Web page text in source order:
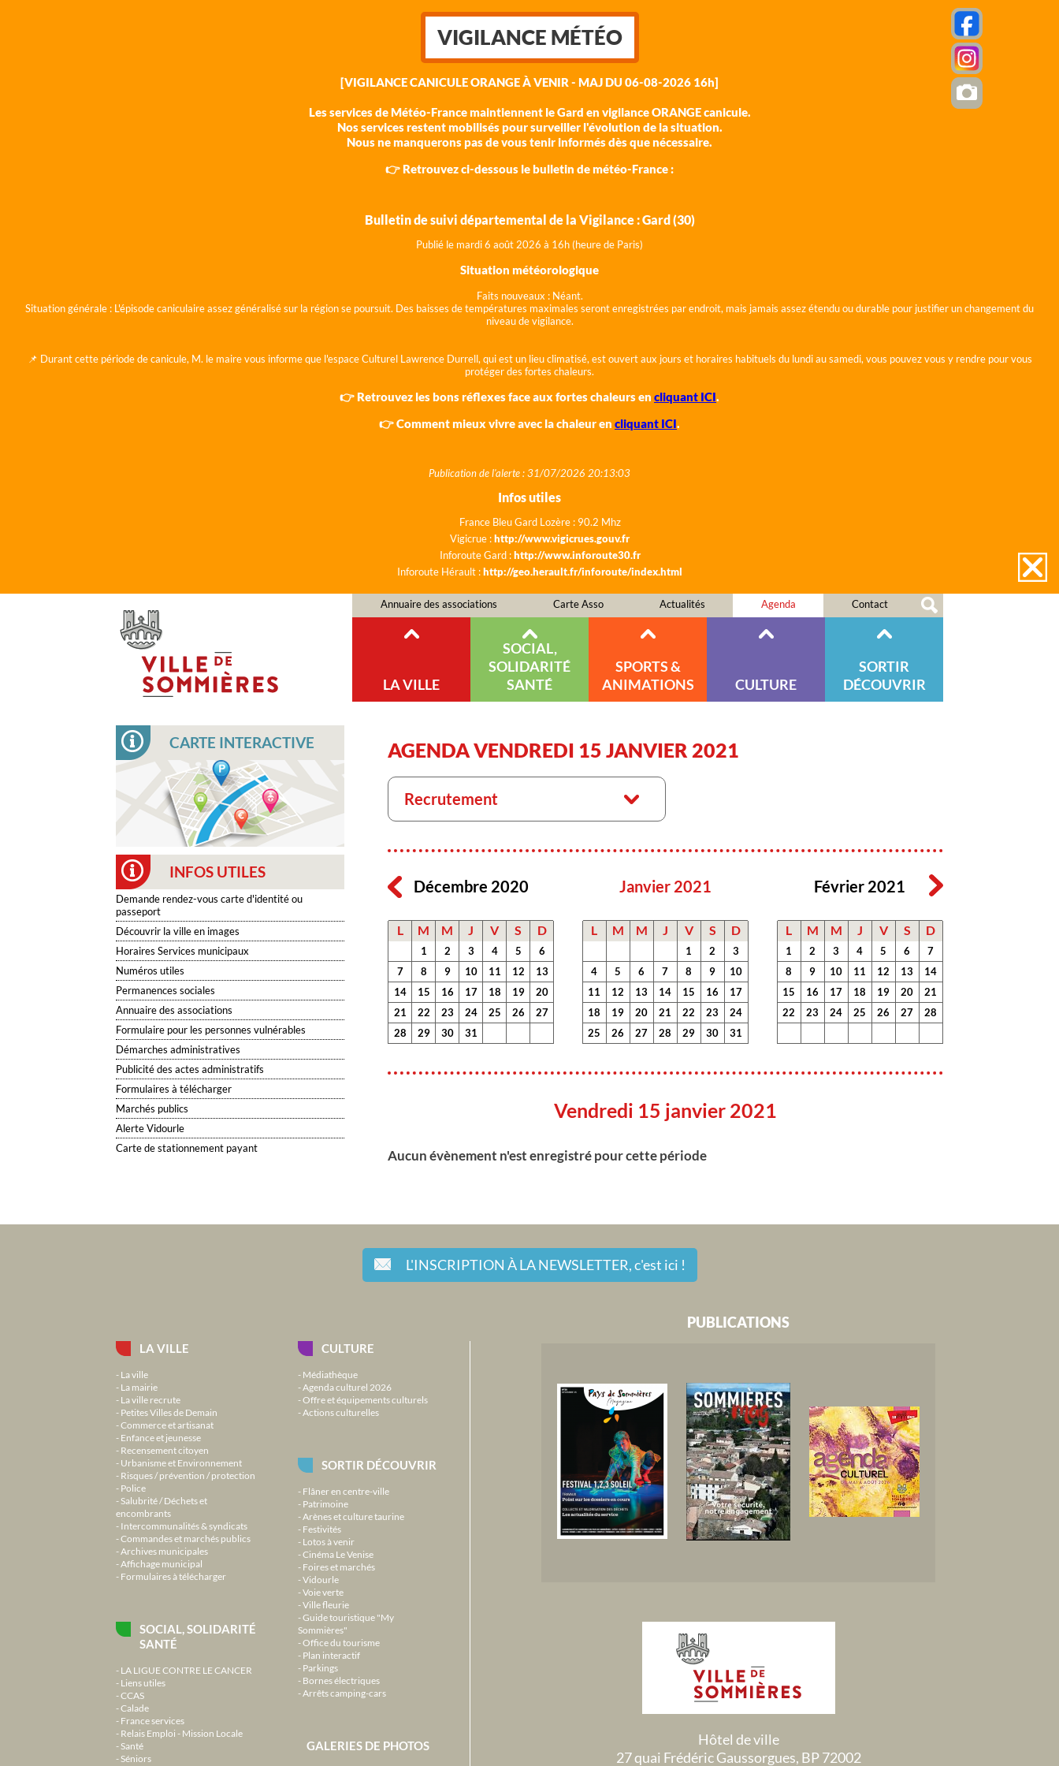
VIGILANCE MÉTÉO
[VIGILANCE CANICULE ORANGE À VENIR - MAJ DU 06-08-2026 16h]
Les services de Météo-France maintiennent le Gard en vigilance ORANGE canicule.
Nos services restent mobilisés pour surveiller l'évolution de la situation.
Nous ne manquerons pas de vous tenir informés dès que nécessaire.
👉 Retrouvez ci-dessous le bulletin de météo-France :
Bulletin de suivi départemental de la Vigilance : Gard (30)
Publié le mardi 6 août 2026 à 16h (heure de Paris)
Situation météorologique
Faits nouveaux : Néant.
Situation générale : L'épisode caniculaire assez généralisé sur la région se poursuit. Des baisses de températures maximales seront enregistrées par endroit, mais jamais assez étendu ou durable pour justifier un changement du
niveau de vigilance.
📌 Durant cette période de canicule, M. le maire vous informe que l'espace Culturel Lawrence Durrell, qui est un lieu climatisé, est ouvert aux jours et horaires habituels du lundi au samedi, vous pouvez vous y rendre pour vous
protéger des fortes chaleurs.
👉 Retrouvez les bons réflexes face aux fortes chaleurs en cliquant ICI.
👉 Comment mieux vivre avec la chaleur en cliquant ICI.
Publication de l'alerte : 31/07/2026 20:13:03
Infos utiles
France Bleu Gard Lozère : 90.2 Mhz
Vigicrue :http://www.vigicrues.gouv.fr
Inforoute Gard :http://www.inforoute30.fr
Inforoute Hérault :http://geo.herault.fr/inforoute/index.html
Annuaire des associations Carte Asso Actualités Agenda Contact
LA VILLE
SOCIAL,
SOLIDARITÉ
SANTÉ
SPORTS &
ANIMATIONS
CULTURE
SORTIR
DÉCOUVRIR
CARTE INTERACTIVE
INFOS UTILES
Demande rendez-vous carte d'identité ou
passeport
Découvrir la ville en images
Horaires Services municipaux
Numéros utiles
Permanences sociales
Annuaire des associations
Formulaire pour les personnes vulnérables
Démarches administratives
Publicité des actes administratifs
Formulaires à télécharger
Marchés publics
Alerte Vidourle
Carte de stationnement payant
AGENDA VENDREDI 15 JANVIER 2021
Recrutement
Décembre 2020
L M M J V S D
1 2 3 4 5
6
7
8 9 10 11 12
13
14
15 16 17 18 19
20
21
22 23 24 25 26
27
28
29 30 31
Janvier 2021
L M M J V S D
1 2
3
4
5 6 7 8 9
10
11
12 13 14 15 16
17
18
19 20 21 22 23
24
25
26 27 28 29 30 31
Février 2021
L M M J V S D
1 2 3 4 5 6
7
8
9 10 11 12 13
14
15
16 17 18 19 20
21
22
23 24 25 26 27 28
Vendredi 15 janvier 2021
Aucun évènement n'est enregistré pour cette période
L'INSCRIPTION À LA NEWSLETTER,c'est ici !
LA VILLE
La ville
La mairie
La ville recrute
Petites Villes de Demain
Commerce et artisanat
Enfance et jeunesse
Recensement citoyen
Urbanisme et Environnement
Risques / prévention / protection
Police
Salubrité / Déchets et
encombrants
Intercommunalités & syndicats
Commandes et marchés publics
Archives municipales
Affichage municipal
Formulaires à télécharger
SOCIAL, SOLIDARITÉ
SANTÉ
LA LIGUE CONTRE LE CANCER
Liens utiles
CCAS
Calade
France services
Relais Emploi - Mission Locale
Santé
Séniors
CULTURE
Médiathèque
Agenda culturel 2026
Offre et équipements culturels
Actions culturelles
SORTIR DÉCOUVRIR
Flâner en centre-ville
Patrimoine
Arènes et culture taurine
Festivités
Lotos à venir
Cinéma Le Venise
Foires et marchés
Vidourle
Voie verte
Ville fleurie
Guide touristique "My
Sommières"
Office du tourisme
Plan interactif
Parkings
Bornes électriques
Arrêts camping-cars
GALERIES DE PHOTOS
PUBLICATIONS
Hôtel de ville
27 quai Frédéric Gaussorgues, BP 72002